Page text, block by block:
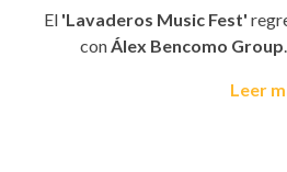
El 'Lavaderos Music Fest'
conÁlex Bencomo Group
Leer